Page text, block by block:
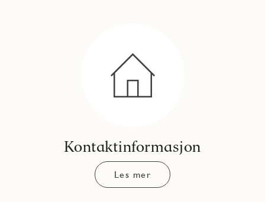
Kontaktinformasjon
Les mer